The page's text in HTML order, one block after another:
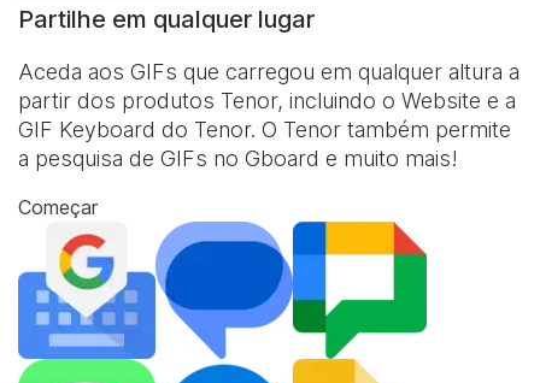
Partilhe em qualquer lugar
Aceda aos GIFs que carregou em qualquer altura a
partir dos produtos Tenor, incluindo o Website e a
GIF Keyboard do Tenor. O Tenor também permite
a pesquisa de GIFs no Gboard e muito mais!
Começar